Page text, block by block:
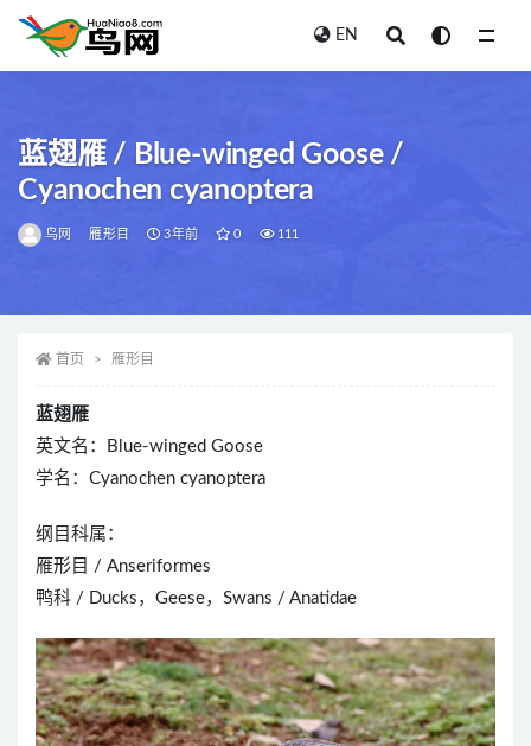
EN
蓝翅雁 / Blue-winged Goose /
Cyanochen cyanoptera
鸟网 雁形目 3年前 0 111
首页 雁形目
蓝翅雁
英文名：Blue-winged Goose
学名：Cyanochen cyanoptera
纲目科属：
雁形目 / Anseriformes
鸭科 / Ducks，Geese，Swans / Anatidae